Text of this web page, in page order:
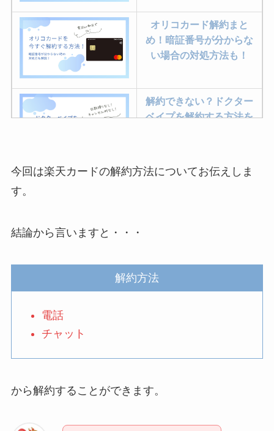
オリコカード解約まと
め！暗証番号が分からな
い場合の対処方法も！
解約できない？ドクター
ベイプを解約する方法を
ミュゼプラチナムの解約
タイミングを詳しく解
の裏ワザ
Sivorune(シボルネ)なぜ
今回は楽天カードの解約方法についてお伝えしま
す。
結論から言いますと・・・
解約方法
電話
チャット
から解約することができます。